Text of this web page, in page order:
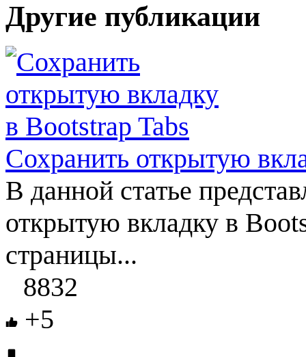
Другие публикации
Сохранить открытую
В данной статье
открытую вкладку в
страницы...
8832
+5